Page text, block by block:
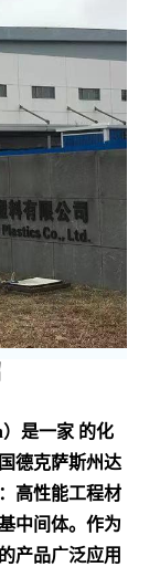
是一家 的化
德克萨斯州达
高性能工程材
中间体。作为
产品广泛应用